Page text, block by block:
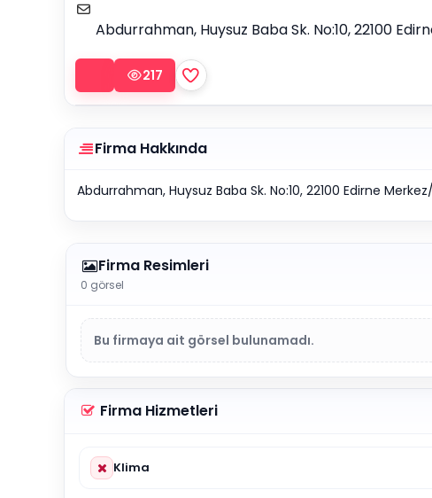
Abdurrahman, Huysuz Baba Sk. No:10, 22100
217
Firma Hakkında
Abdurrahman, Huysuz Baba Sk. No:10, 22100 Edirne
Firma Resimleri
0 görsel
Bu firmaya ait görsel bulunamadı.
Firma Hizmetleri
Klima